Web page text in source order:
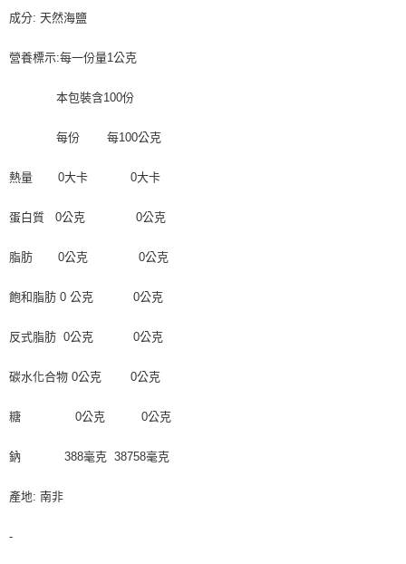
易，需依本服務之必要範圍內提供個人資料，並將交易相關給付款項請求債
２．關於個人資料處理事宜，請瀏覽以下網址：
「AFTEE先享後付」，若未經同意申辦者引起之損失，本公司不負相關責
４．使用「AFTEE先享後付」時，將依據個別帳號之用戶狀況，依本公司即
５．嚴禁一人註冊多個帳號或使用他人資訊註冊。若發現惡意使用之情形，
9.5kg
每筆NT$150，滿NT$2,000(含以上)免運費
離島客戶-中華郵政
成分: 天然海鹽
營養標示:每一份量1公克
本包裝含100份
每份 每100公克
熱量 0大卡 0大卡
蛋白質 0公克 0公克
脂肪 0公克 0公克
飽和脂肪 0 公克 0公克
反式脂肪 0公克 0公克
碳水化合物 0公克 0公克
糖 0公克 0公克
鈉 388毫克 38758毫克
產地: 南非
-